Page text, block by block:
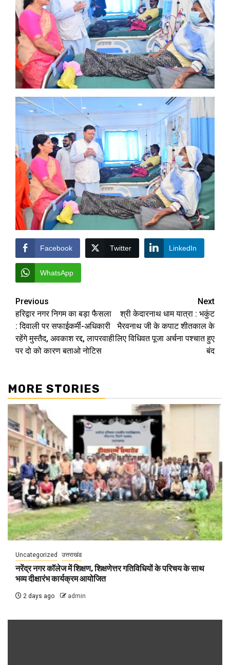
Facebook Twitter LinkedIn
WhatsApp
Post
navigation
Previous
​हरिद्वार नगर निगम का बड़ा फैसला
: दिवाली पर सफाईकर्मी-अधिकारी
रहेंगे मुस्तैद, अवकाश रद्द, लापरवाही
पर दो को कारण बताओ नोटिस
Next
श्री केदारनाथ धाम यात्रा : भकुंट
भैरवनाथ जी के कपाट शीतकाल के
लिए विधिवत पूजा अर्चना पश्चात हुए
बंद
MORE STORIES
Uncategorized उत्तराखंड
नरेंद्र नगर कॉलेज में शिक्षण, शिक्षणेत्तर गतिविधियों के परिचय के साथ
भव्य दीक्षारंभ कार्यक्रम आयोजित
2 days ago admin